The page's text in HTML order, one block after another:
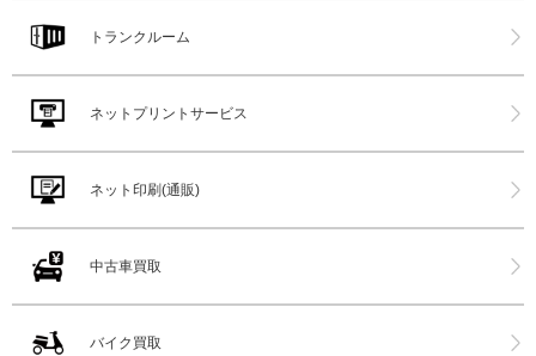
トランクルーム
ネットプリントサービス
ネット印刷(通販)
中古車買取
バイク買取